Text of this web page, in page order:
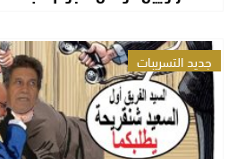
جديد التسريبات